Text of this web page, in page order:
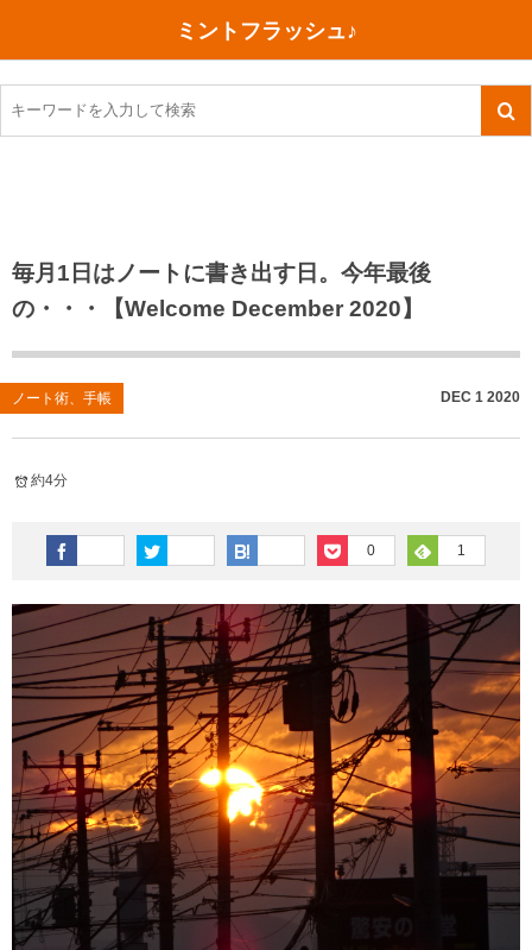
ミントフラッシュ♪
毎月1日はノートに書き出す日。今年最後
の・・・【Welcome December 2020】
ノート術、手帳 DEC 1 2020
約4分
0 1
TOEIC感想・結果
TOEIC800点への道
TOEIC（作戦・ノウハウなど）
TOEIC700点への道
英単語
その他英語関連
今日買った本
ご朱印帳めぐり
川越（埼玉県）
沖縄
神戸
行ってきたあれこれ
旅行関連あれこれ
ファスティング
コスメ
ダイエット
健康あれこれ
美容あれこれ
食べ物
今日の一枚
月、星、宇宙